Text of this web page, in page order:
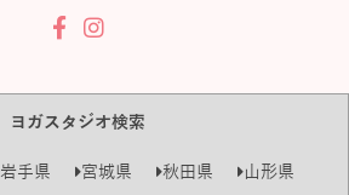
ヨガスタジオ検索
岩手県 宮城県 秋田県
山形県